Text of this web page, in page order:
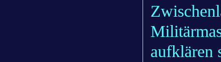
aufklären